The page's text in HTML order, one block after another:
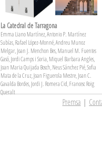
La Catedral de Tarragona
Emma Liano Martínez, Antonio P. Martínez
Subías, Rafael López-Monné, Andreu Munoz
Melgar, Joan J. Menchon Bes, Manuel M. Fuentes
Gasó, Jordi Camps i Soria, Miquel Barbara Angles,
Joan Maria Quijada Bosch, Neus Sánchez Pié, Sofia
Mata de la Cruz, Joan Figuerola Mestre, Joan C.
Gavalda Bordes, Jordi J. Romera Cid, Francesc Roig
Queralt
Premsa |